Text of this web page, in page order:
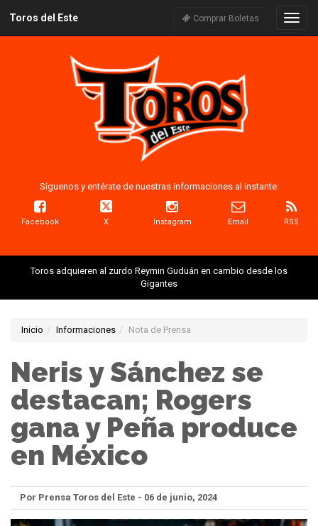
Toros del Este Comprar Boletas
Síguenos y entérate de nuestras informaciones al instante:
Facebook X Instagram Email RSS
Toros adquieren al zurdo Reymin Guduán en cambio desde los
Gigantes
Inicio Informaciones Nota de Prensa
Neris y Sánchez se
destacan; Rogers
gana y Peña produce
en México
Por Prensa Toros del Este - 06 de junio, 2024